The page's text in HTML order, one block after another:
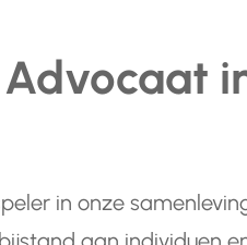
Advocaat
in onze